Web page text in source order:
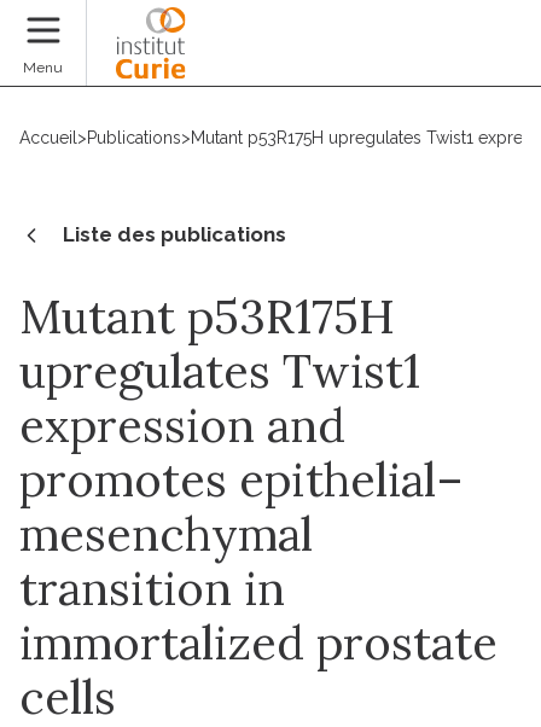
Menu
Accueil >Publications>Mutant p53R175H upregulates Twist1
Liste des publications
Mutant p53R175H
upregulates Twist1
expression and
promotes epithelial–
mesenchymal
transition in
immortalized prostate
cells